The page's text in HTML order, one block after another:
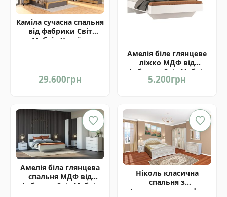
Каміла сучасна спальня
від фабрики Світ
Меблів Україна
29.600грн
Амелія біле глянцеве
ліжко МДФ від
фабрики Світ Меблів
Україна
5.200грн
Амелія біла глянцева
спальня МДФ від
фабрики Світ Меблів
Ніколь класична
спальня з
п'ятидверною шафою